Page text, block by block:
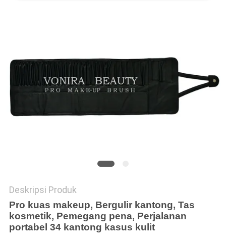
Deskripsi Produk
Pro kuas makeup, Bergulir kantong, Tas
kosmetik, Pemegang pena, Perjalanan
portabel 34 kantong kasus kulit